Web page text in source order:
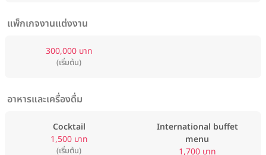
แพ็กเกจงานแต่งงาน
300,000 บาท
(เริ่มต้น)
อาหารและเครื่องดื่ม
Cocktail
1,500 บาท
(เริ่มต้น)
International buffet
menu
1,700 บาท